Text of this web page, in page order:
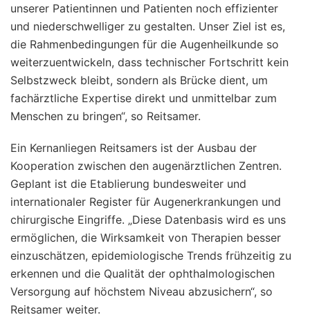
unserer Patientinnen und Patienten noch effizienter
und niederschwelliger zu gestalten. Unser Ziel ist es,
die Rahmenbedingungen für die Augenheilkunde so
weiterzuentwickeln, dass technischer Fortschritt kein
Selbstzweck bleibt, sondern als Brücke dient, um
fachärztliche Expertise direkt und unmittelbar zum
Menschen zu bringen“, so Reitsamer.
Ein Kernanliegen Reitsamers ist der Ausbau der
Kooperation zwischen den augenärztlichen Zentren.
Geplant ist die Etablierung bundesweiter und
internationaler Register für Augenerkrankungen und
chirurgische Eingriffe. „Diese Datenbasis wird es uns
ermöglichen, die Wirksamkeit von Therapien besser
einzuschätzen, epidemiologische Trends frühzeitig zu
erkennen und die Qualität der ophthalmologischen
Versorgung auf höchstem Niveau abzusichern“, so
Reitsamer weiter.